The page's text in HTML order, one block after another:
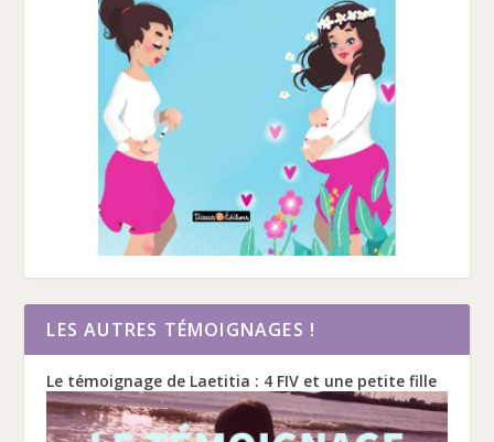
LES AUTRES TÉMOIGNAGES !
Le témoignage de Laetitia : 4 FIV et une petite fille